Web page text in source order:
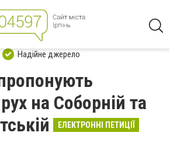
Надійне джерело
на Соборній та
ЕЛЕКТРОННІ ПЕТИЦІЇ